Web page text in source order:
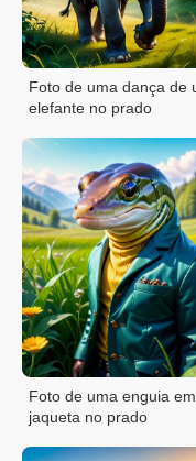
Foto de uma dança de
elefante no prado
Foto de uma enguia
jaqueta no prado